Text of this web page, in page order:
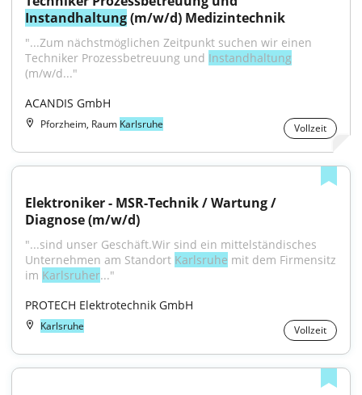
Instandhaltung (m/w/d) Medizintechnik
"...Zum nächstmöglichen Zeitpunkt suchen wir einen
Techniker Prozessbetreuung und Instandhaltung
(m/w/d..."
ACANDIS GmbH
Pforzheim, Raum Karlsruhe Vollzeit
Elektroniker - MSR-Technik / Wartung /
Diagnose (m/w/d)
"...sind unser Geschäft.Wir sind ein mittelständisches
Unternehmen am Standort Karlsruhe mit dem Firmensitz
im Karlsruher..."
PROTECH Elektrotechnik GmbH
Karlsruhe Vollzeit